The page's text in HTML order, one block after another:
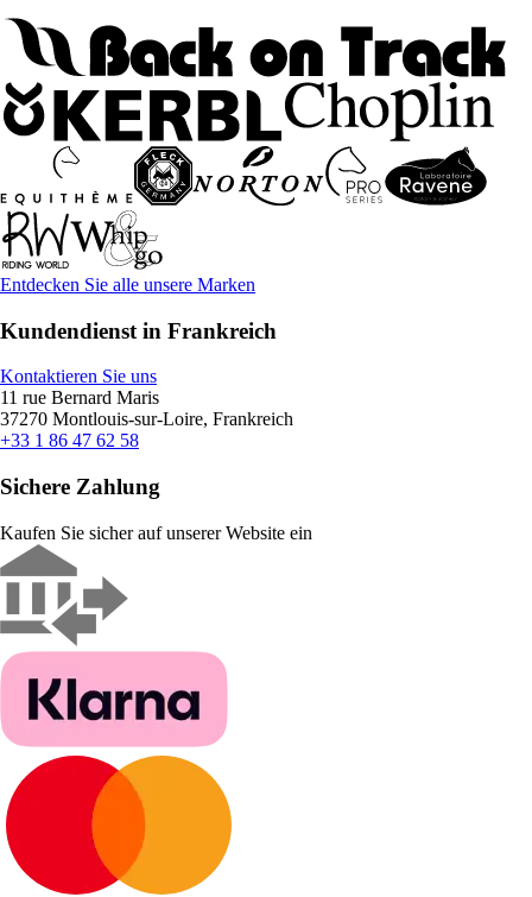
Entdecken Sie alle unsere Marken
Kundendienst in Frankreich
Kontaktieren Sie uns
11 rue Bernard Maris
37270 Montlouis-sur-Loire, Frankreich
+33 1 86 47 62 58
Sichere Zahlung
Kaufen Sie sicher auf unserer Website ein